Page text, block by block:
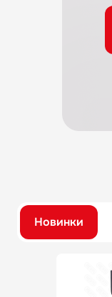
Новинки